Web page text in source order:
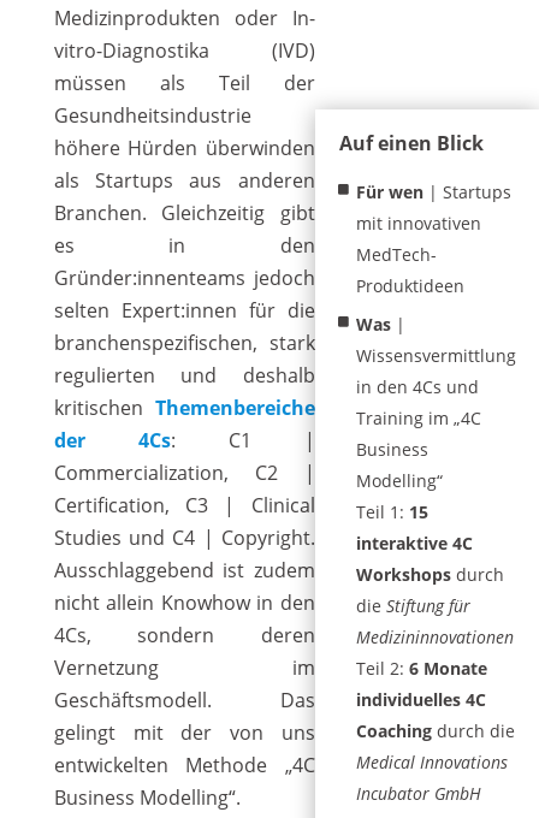
Medizinprodukten oder In-
vitro-Diagnostika (IVD)
müssen als Teil der
Gesundheitsindustrie
höhere Hürden überwinden
als Startups aus anderen
Branchen. Gleichzeitig gibt
es in den
Gründer:innenteams jedoch
selten Expert:innen für die
branchenspezifischen, stark
regulierten und deshalb
kritischen Themenbereiche
der 4Cs: C1 |
Commercialization, C2 |
Certification, C3 | Clinical
Studies und C4 | Copyright.
Ausschlaggebend ist zudem
nicht allein Knowhow in den
4Cs, sondern deren
Vernetzung im
Geschäftsmodell. Das
gelingt mit der von uns
entwickelten Methode „4C
Business Modelling“.
Auf einen Blick
Für wen| Startups
mit innovativen
MedTech-
Produktideen
Was |
Wissensvermittlung
in den 4Cs und
Training im „4C
Business
Modelling“
Teil 1: 15
interaktive 4C
Workshopsdurch
die Stiftung für
Medizininnovationen
Teil 2: 6 Monate
individuelles 4C
Coachingdurch die
Medical Innovations
Incubator GmbH